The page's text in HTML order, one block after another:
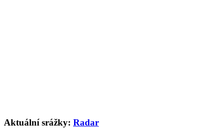
Aktuální srážky: Radar